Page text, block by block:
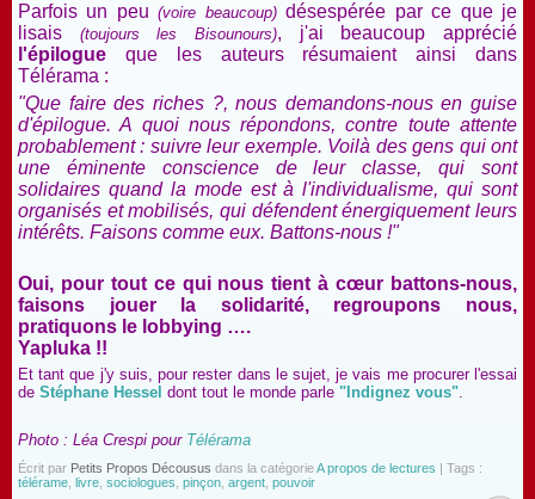
Parfois un peu(voire beaucoup)désespérée par ce que je
lisais (toujours les Bisounours), j'ai beaucoup apprécié
l'épilogue que les auteurs résumaient ainsi dans
Télérama :
"Que faire des riches ?, nous demandons-nous en guise
d'épilogue. A quoi nous répondons, contre toute attente
probablement : suivre leur exemple. Voilà des gens qui ont
une éminente conscience de leur classe, qui sont
solidaires quand la mode est à l'individualisme, qui sont
organisés et mobilisés, qui défendent énergiquement leurs
intérêts. Faisons comme eux. Battons-nous !"
Oui, pour tout ce qui nous tient à cœur battons-nous,
faisons jouer la solidarité, regroupons nous,
pratiquons le lobbying ….
Yapluka !!
Et tant que j'y suis, pour rester dans le sujet, je vais me procurer l'essai
de Stéphane Hessel dont tout le monde parle "Indignez vous".
Photo : Léa Crespi pour Télérama
Écrit par Petits Propos Décousus dans la catégorieA propos de lectures | Tags :
télérame livre sociologues pinçon argent pouvoir